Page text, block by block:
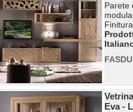
Parete
Eva -